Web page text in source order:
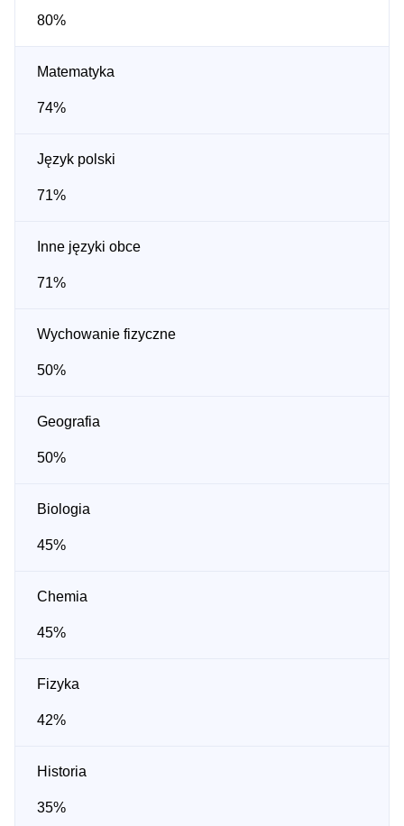
80%
Matematyka
74%
Język polski
71%
Inne języki obce
71%
Wychowanie fizyczne
50%
Geografia
50%
Biologia
45%
Chemia
45%
Fizyka
42%
Historia
35%